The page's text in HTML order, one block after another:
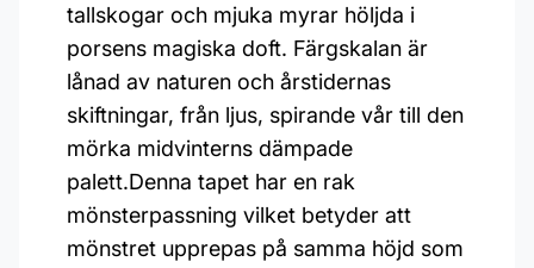
tallskogar och mjuka myrar höljda i
porsens magiska doft. Färgskalan är
lånad av naturen och årstidernas
skiftningar, från ljus, spirande vår till den
mörka midvinterns dämpade
palett.Denna tapet har en rak
mönsterpassning vilket betyder att
mönstret upprepas på samma höjd som